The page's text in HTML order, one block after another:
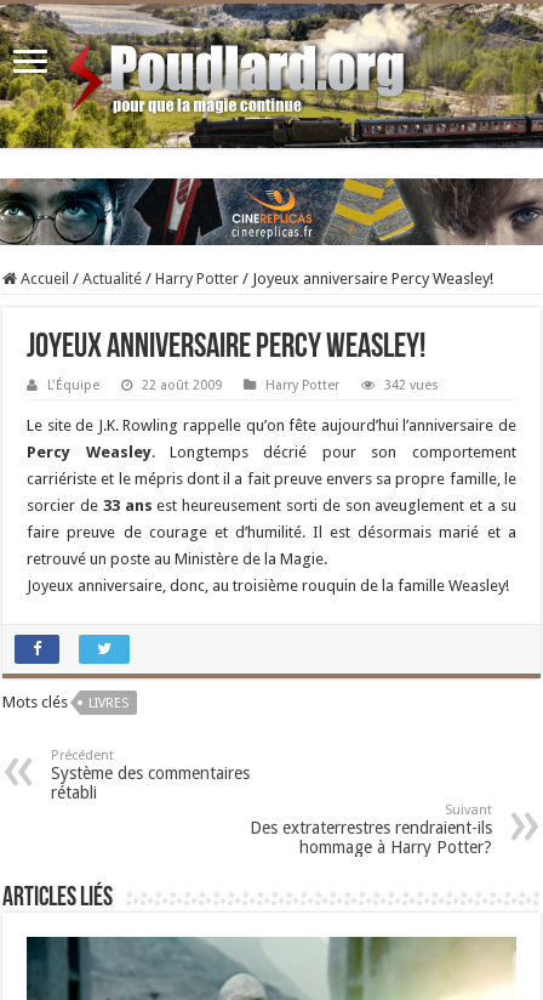
Accueil / Actualité / Harry Potter / Joyeux anniversaire Percy Weasley!
Joyeux anniversaire Percy Weasley!
L'Équipe 22 août 2009 Harry Potter 342 vues
Le site de J.K. Rowling rappelle qu’on fête aujourd’hui l’anniversaire de
Percy Weasley. Longtemps décrié pour son comportement
carriériste et le mépris dont il a fait preuve envers sa propre famille, le
sorcier de 33 ans est heureusement sorti de son aveuglement et a su
faire preuve de courage et d’humilité. Il est désormais marié et a
retrouvé un poste au Ministère de la Magie.
Joyeux anniversaire, donc, au troisième rouquin de la famille Weasley!
Mots clés LIVRES
Précédent
Système des commentaires
rétabli
Suivant
Des extraterrestres rendraient-ils
hommage à Harry Potter?
Articles liés